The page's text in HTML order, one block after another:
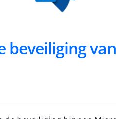
beveiliging